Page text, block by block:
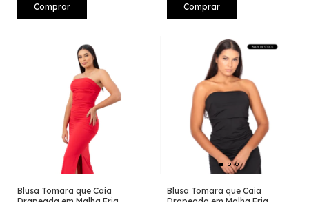
Comprar Comprar
Blusa Tomara que Caia
Blusa Tomara que Caia